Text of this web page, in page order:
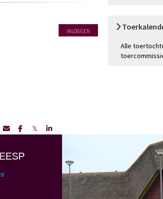
INLOGGEN
Alle
𝕏